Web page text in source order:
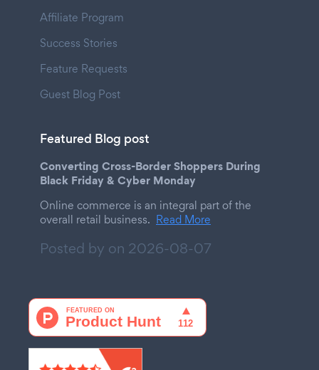
Affiliate Program
Success Stories
Feature Requests
Guest Blog Post
Featured Blog post
Converting Cross-Border Shoppers During
Black Friday & Cyber Monday
Online commerce is an integral part of the
overall retail business. Read More
Posted by on 2026-08-07